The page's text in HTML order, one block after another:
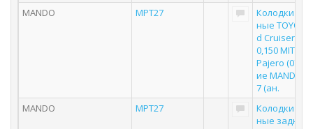
MANDO
MPT27
Колодки
ные
d Cruiser
0,150
Pajero (07-)
ие MANDO
7 (ан.
MANDO
MPT27
Колодки
ные задние